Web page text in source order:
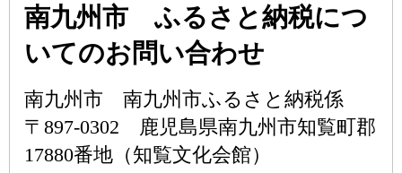
南九州市 ふるさと納税につ
いてのお問い合わせ
南九州市 南九州市ふるさと納税係
〒897-0302 鹿児島県南九州市知覧町郡
17880番地（知覧文化会館）